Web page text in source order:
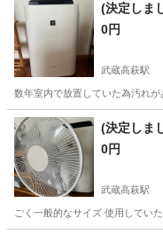
(決定しま
0円
武蔵高萩駅
数年室内で放置していた為汚れ
埼玉 日高市 武蔵高萩駅
(決定しま
0円
武蔵高萩駅
ごく一般的なサイズ 使用してい